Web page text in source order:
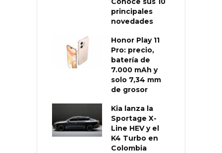
principales
novedades
Honor Play 11
Pro: precio,
batería de
7.000 mAh y
solo 7,34 mm
de grosor
Kia lanza la
Sportage X-
Line HEV y el
K4 Turbo en
Colombia